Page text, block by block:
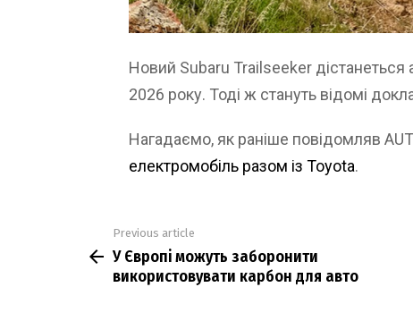
Новий Subaru Trailseeker дістанеться
2026 року. Тоді ж стануть відомі
Нагадаємо, як раніше повідомляв
електромобіль разом із Toyota.
more
Previous article
У Європі можуть заборонити
використовувати карбон для авто